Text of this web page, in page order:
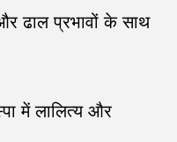
ढाल प्रभावों के साथ
में लालित्य और